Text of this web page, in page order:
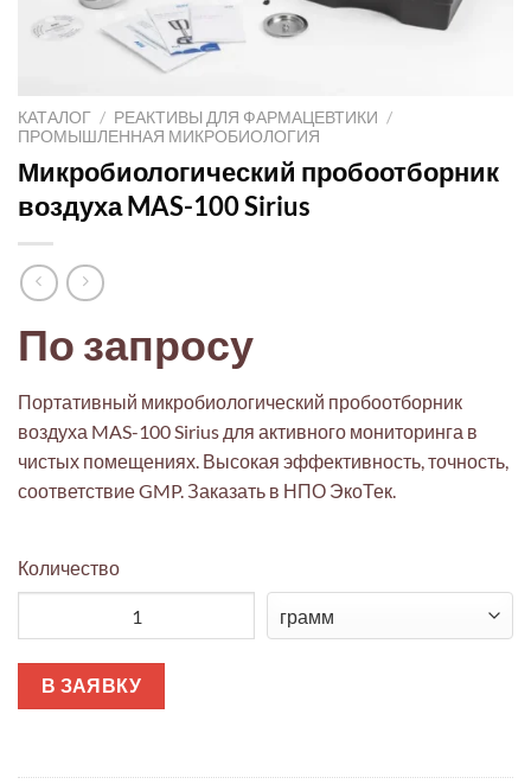
КАТАЛОГ / РЕАКТИВЫ ДЛЯ ФАРМАЦЕВТИКИ /
ПРОМЫШЛЕННАЯ МИКРОБИОЛОГИЯ
Микробиологический пробоотборник
воздуха MAS-100 Sirius
По запросу
Портативный микробиологический пробоотборник
воздуха MAS-100 Sirius для активного мониторинга в
чистых помещениях. Высокая эффективность, точность,
соответствие GMP. Заказать в НПО ЭкоТек.
Количество
В ЗАЯВКУ